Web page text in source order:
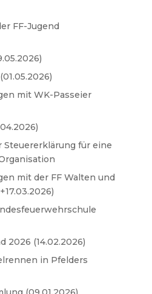
FF-Jugend
mit WK-Passeier
Steuererklärung für eine
mit der FF Walten und
2026 (14.02.2026)
in Pfelders